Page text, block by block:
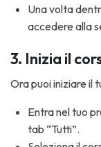
Una volta
accedere alla
3. Inizia il
Ora puoi iniziare il
Entra nel tuo
tab “Tutti”.